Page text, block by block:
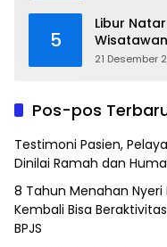
5
Libur
21 Desember
Pos-pos
Testimoni Pasien,
Dinilai Ramah dan
8 Tahun Menahan
Kembali Bisa
BPJS